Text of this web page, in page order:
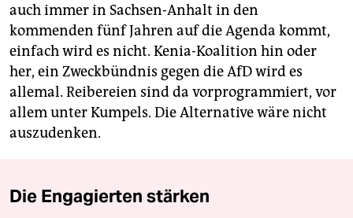
auch immer in Sachsen-Anhalt in den
kommenden fünf Jahren auf die Agenda kommt,
einfach wird es nicht. Kenia-Koalition hin oder
her, ein Zweckbündnis gegen die AfD wird es
allemal. Reibereien sind da vorprogrammiert, vor
allem unter Kumpels. Die Alternative wäre nicht
auszudenken.
Die Engagierten stärken